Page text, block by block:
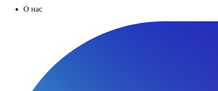
О нас